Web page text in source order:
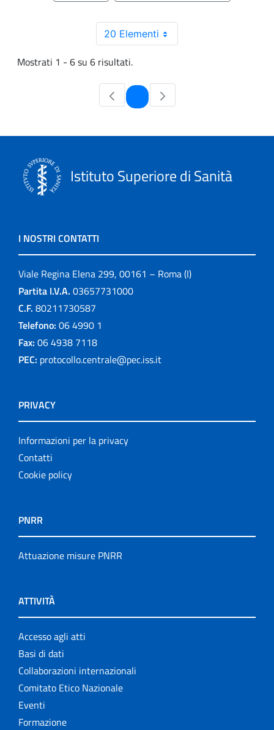
20 Elementi
Mostrati 1 - 6 su 6 risultati.
Pagina
Istituto Superiore di Sanità
I NOSTRI CONTATTI
Viale Regina Elena 299, 00161 – Roma (I)
Partita I.V.A. 03657731000
C.F. 80211730587
Telefono: 06 4990 1
Fax: 06 4938 7118
PEC: protocollo.centrale@pec.iss.it
PRIVACY
Informazioni per la privacy
Contatti
Cookie policy
PNRR
Attuazione misure PNRR
ATTIVITÀ
Accesso agli atti
Basi di dati
Collaborazioni internazionali
Comitato Etico Nazionale
Eventi
Formazione